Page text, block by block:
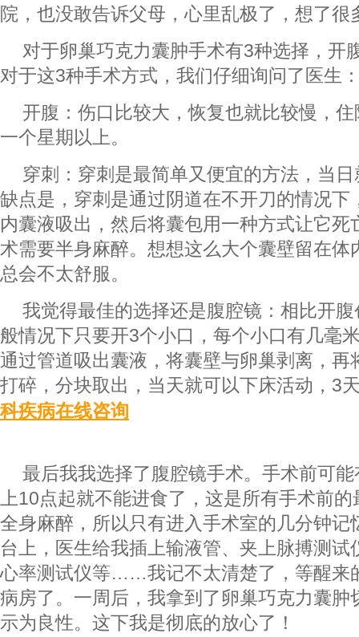
院，也没敢告诉父母，心里乱极了，想了很
对于卵巢巧克力囊肿手术有3种选择，开
对于这3种手术方式，我们仔细询问了医生
开腹：伤口比较大，恢复也就比较慢，
一个星期以上。
穿刺：穿刺是最简单又便宜的方法，当
缺点是，穿刺是通过阴道在不开刀的情况下
内囊液吸出，然后将囊包用一种方式让它死
术需要半身麻醉。想想这么大个囊壁留在体
总会不太舒服。
我觉得最佳的选择还是腹腔镜：相比开
般情况下只要开3个小口，每个小口有几毫
通过管道吸出囊液，将囊壁与卵巢剥离，再
打碎，分块取出，当天就可以下床活动，3
科疾病在线咨询
最后我我选择了腹腔镜手术。手术前可
上10点起就不能进食了，这是所有手术前
全身麻醉，所以只有进入手术室的几分钟记
台上，医生给我插上输液管、夹上脉搏测试
心率测试仪等……我记不太清楚了，等醒来
病房了。一周后，我拿到了卵巢巧克力囊肿
示为良性。这下我是彻底的放心了！